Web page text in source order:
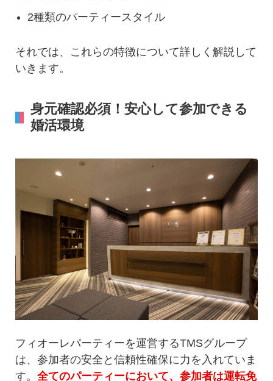
2種類のパーティースタイル
それでは、これらの特徴について詳しく解説して
いきます。
身元確認必須！安心して参加できる
婚活環境
フィオーレパーティーを運営するTMSグループ
は、参加者の安全と信頼性確保に力を入れていま
す。全てのパーティーにおいて、参加者は運転免